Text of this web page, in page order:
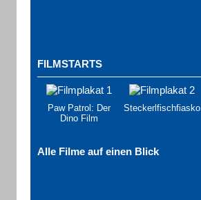
FILMSTARTS
Paw Patrol: Der
Dino Film
Steckerlfischfiasko
Alle Filme auf einen Blick